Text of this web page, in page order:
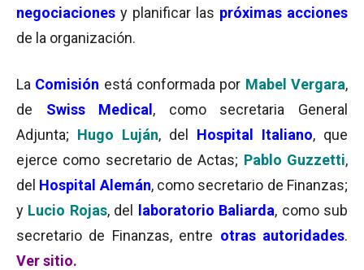
negociaciones y planificar las próximas acciones
de la organización.
La Comisión está conformada por Mabel Vergara,
de Swiss Medical , como secretaria General
Adjunta; Hugo Luján, del Hospital Italiano, que
ejerce como secretario de Actas; Pablo Guzzetti,
del Hospital Alemán, como secretario de Finanzas;
y Lucio Rojas, del laboratorio Baliarda, como sub
secretario de Finanzas, entre otras autoridades.
Ver sitio.